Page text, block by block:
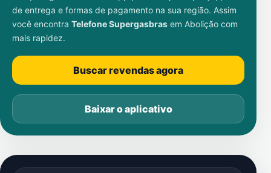
de entrega e formas de pagamento na sua região. Assim
você encontra Telefone Supergasbras em Abolição com
mais rapidez.
Buscar revendas agora
Baixar o aplicativo